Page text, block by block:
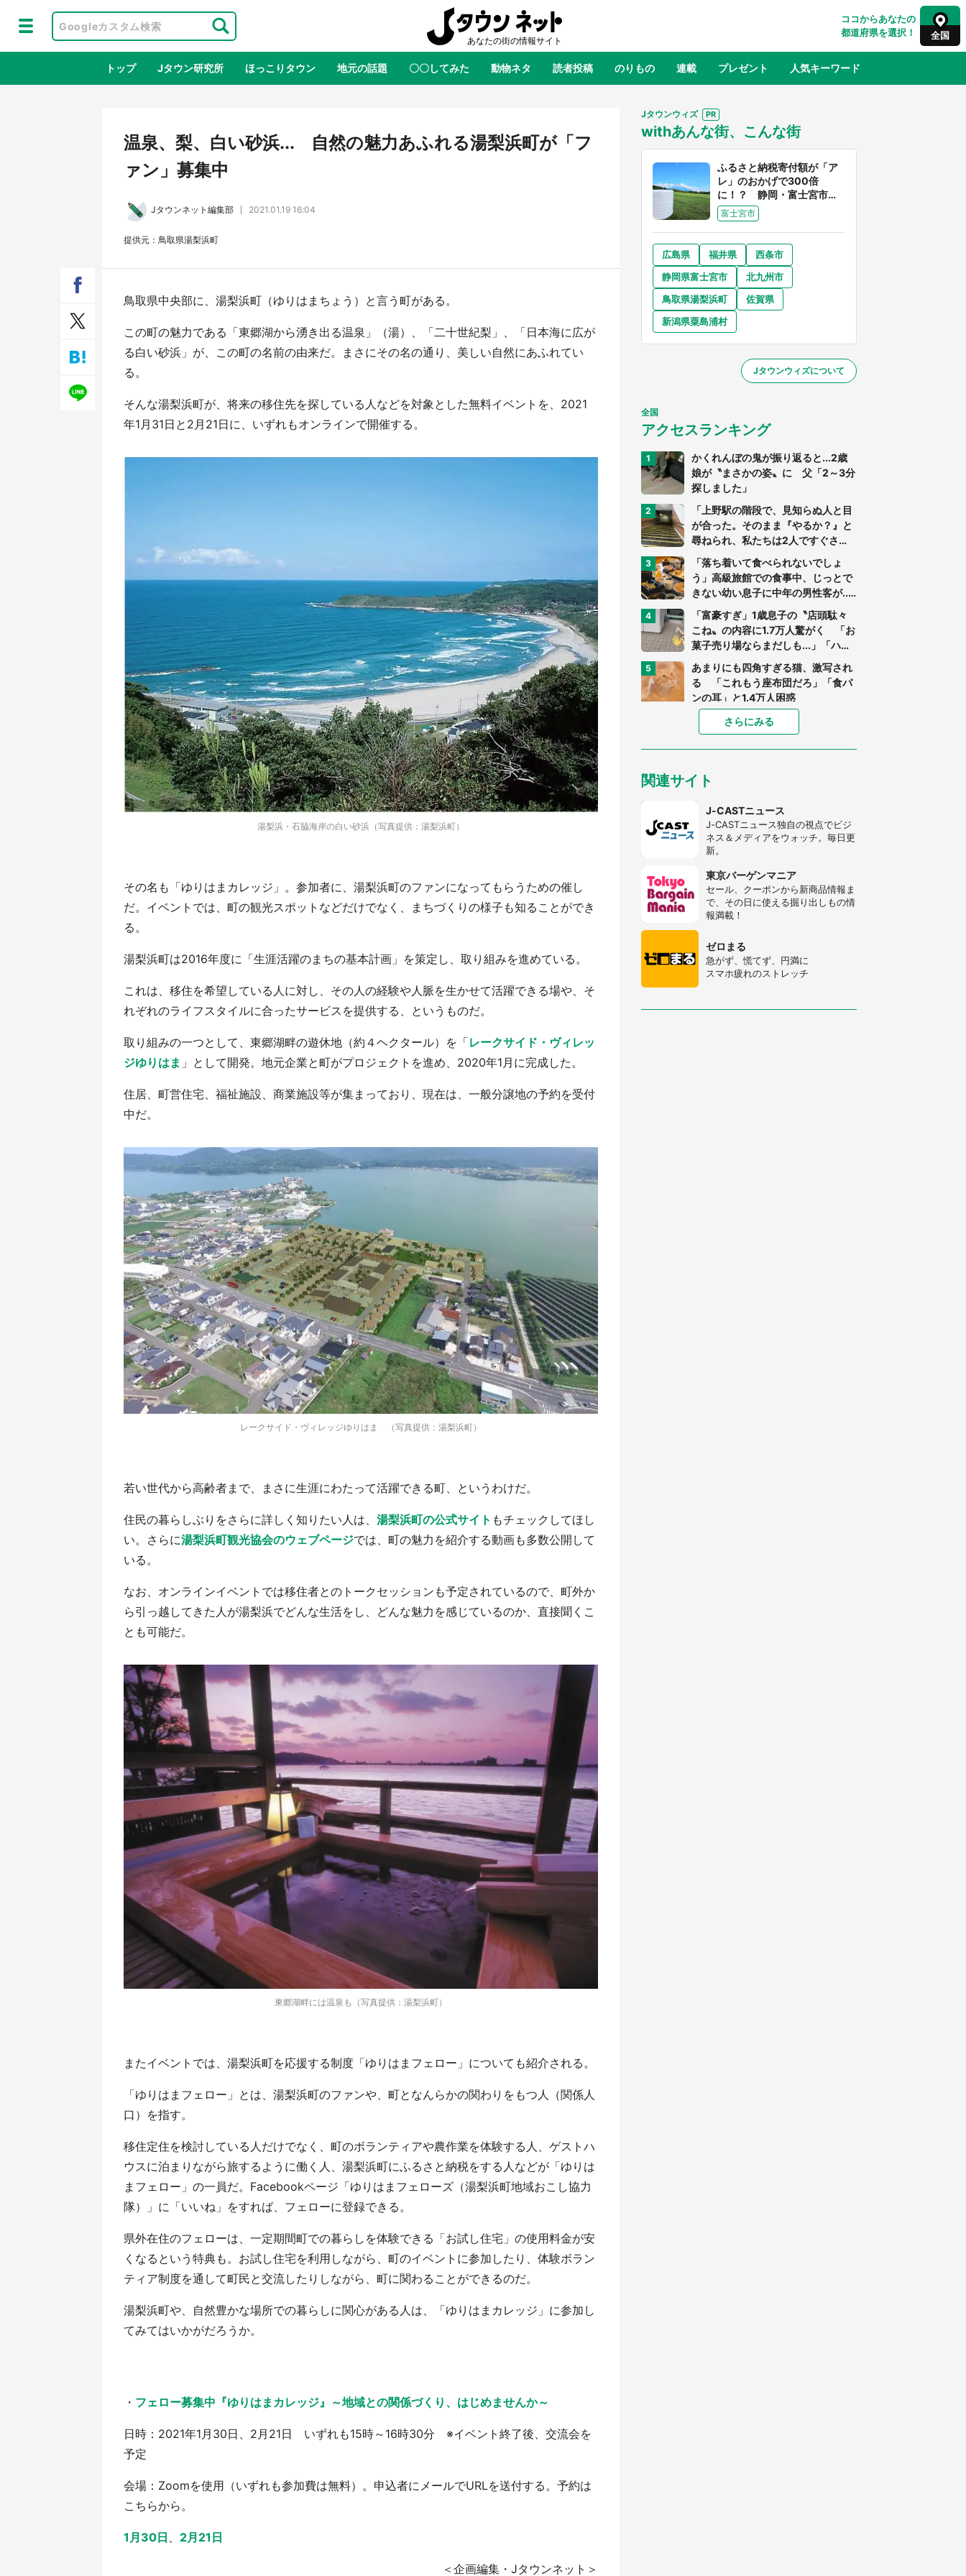
ココからあなたの
都道府県を選択！
全国
全国 全国
東北 青森 岩手 宮城 山形 福島
千葉 東京 神奈川
奈良 和歌山
山口
四国
九州 福岡 佐賀 長崎 大分 宮崎
トップ Jタウン研究所 ほっこりタウン 地元の話題 〇〇してみた 動物ネタ 読者投稿 のりもの 連載 プレゼント 人気キーワード
地域×二次元 絶景 あの時はありがとう 物語がはじまる町へ ふるさと納税
服！？ 県公式プロモ動画で「聖地」
に入り込む 六本木ヒルズ展望台でコ
／1～10／26】
／1～31】
『小林さんちのメイドラゴン』と舞台
のモデル・越谷がコラボ 田んぼアー
トの見頃にあわせて企画続々【7／31
～】
もっとみる
温泉、梨、白い砂浜... 自然の魅力あふれる湯梨浜町が「フ
ァン」募集中
Jタウンネット編集部 2021.01.19 16:04
提供元：鳥取県湯梨浜町
鳥取県中央部に、湯梨浜町（ゆりはまちょう）と言う町がある。
この町の魅力である「東郷湖から湧き出る温泉」（湯）、「二十世紀梨」、「日本海に広が
る白い砂浜」が、この町の名前の由来だ。まさにその名の通り、美しい自然にあふれてい
る。
そんな湯梨浜町が、将来の移住先を探している人などを対象とした無料イベントを、2021
年1月31日と2月21日に、いずれもオンラインで開催する。
湯梨浜・石脇海岸の白い砂浜（写真提供：湯梨浜町）
その名も「ゆりはまカレッジ」。参加者に、湯梨浜町のファンになってもらうための催し
だ。イベントでは、町の観光スポットなどだけでなく、まちづくりの様子も知ることができ
る。
湯梨浜町は2016年度に「生涯活躍のまちの基本計画」を策定し、取り組みを進めている。
これは、移住を希望している人に対し、その人の経験や人脈を生かせて活躍できる場や、そ
れぞれのライフスタイルに合ったサービスを提供する、というものだ。
取り組みの一つとして、東郷湖畔の遊休地（約４ヘクタール）を「レークサイド・ヴィレッ
ジゆりはま 」として開発。地元企業と町がプロジェクトを進め、2020年1月に完成した。
住居、町営住宅、福祉施設、商業施設等が集まっており、現在は、一般分譲地の予約を受付
中だ。
レークサイド・ヴィレッジゆりはま （写真提供：湯梨浜町）
若い世代から高齢者まで、まさに生涯にわたって活躍できる町、というわけだ。
住民の暮らしぶりをさらに詳しく知りたい人は、 湯梨浜町の公式サイト もチェックしてほし
い。さらに湯梨浜町観光協会のウェブページでは、町の魅力を紹介する動画も多数公開して
いる。
なお、オンラインイベントでは移住者とのトークセッションも予定されているので、町外か
ら引っ越してきた人が湯梨浜でどんな生活をし、どんな魅力を感じているのか、直接聞くこ
とも可能だ。
東郷湖畔には温泉も（写真提供：湯梨浜町）
またイベントでは、湯梨浜町を応援する制度「ゆりはまフェロー」についても紹介される。
「ゆりはまフェロー」とは、湯梨浜町のファンや、町となんらかの関わりをもつ人（関係人
口）を指す。
移住定住を検討している人だけでなく、町のボランティアや農作業を体験する人、ゲストハ
ウスに泊まりながら旅するように働く人、湯梨浜町にふるさと納税をする人などが「ゆりは
まフェロー」の一員だ。Facebookページ「ゆりはまフェローズ（湯梨浜町地域おこし協力
隊）」に「いいね」をすれば、フェローに登録できる。
県外在住のフェローは、一定期間町での暮らしを体験できる「お試し住宅」の使用料金が安
くなるという特典も。お試し住宅を利用しながら、町のイベントに参加したり、体験ボラン
ティア制度を通して町民と交流したりしながら、町に関わることができるのだ。
湯梨浜町や、自然豊かな場所での暮らしに関心がある人は、「ゆりはまカレッジ」に参加し
てみてはいかがだろうか。
・ フェロー募集中『ゆりはまカレッジ』～地域との関係づくり、はじめませんか～
日時：2021年1月30日、2月21日 いずれも15時～16時30分 ※イベント終了後、交流会を
予定
会場：Zoomを使用（いずれも参加費は無料）。申込者にメールでURLを送付する。予約は
こちらから。
1月30日 2月21日
＜企画編集・Jタウンネット＞
Jタウンウィズ
withあんな街、こんな街
ふるさと納税寄付額が「ア
レ」のおかげで300倍
に！？ 静岡・富士宮市は
富士山産の魅力あふれるス
ゴイ街
富士宮市
広島県 福井県
西条市
静岡県富士宮市
北九州市
鳥取県湯梨浜町
佐賀県
新潟県粟島浦村
Jタウンウィズについて
全国
アクセスランキング
かくれんぼの鬼が振り返ると...2歳
娘が〝まさかの姿〟に 父「2～3分
探しました」
「上野駅の階段で、見知らぬ人と目
が合った。そのまま『やるか？』と
尋ねられ、私たちは2人ですぐさ
ま...」（茨城県・70代男性）
「落ち着いて食べられないでしょ
う」高級旅館での食事中、じっとで
きない幼い息子に中年の男性客が...
（東京都・40代男性）
「富豪すぎ」1歳息子の〝店頭駄々
こね〟の内容に1.7万人驚がく 「お
菓子売り場ならまだしも...」「ハー
あまりにも四角すぎる猫、激写され
る 「これもう座布団だろ」「食パ
ンの耳」と1.4万人困惑
家に〝デカい蛾〟が居座り続けて3
日間...ビビり続けた住人 判明した
〝まさかの正体〟に14万人も困惑
「○○がない街に住んでいます」住
人の呟きに30万人驚がく 何が存在
しないか、あなたはわかる？
「閉所恐怖症の私は新幹線で大パニ
ック。隣席の青年に『手を繋いで』
とお願いしたら...」 体験談に8万
人感動
梅田の地下街でベビーカーを押しつ
つ迷う私に、見知らぬおじいさんが
わざわざ声をかけてきて（兵庫県・
30代女性）
「ゾワゾワする」「本当に気持ち悪
い」 道端でバグっちゃってた〝野
生の野菜〟に6.5万人戦慄
さらにみる
関連サイト
J-CASTニュース
J-CASTニュース独自の視点でビジ
ネス＆メディアをウォッチ。毎日更
新。
東京バーゲンマニア
セール、クーポンから新商品情報ま
で、その日に使える掘り出しもの情
報満載！
ゼロまる
急がず、慌てず、円満に
スマホ疲れのストレッチ